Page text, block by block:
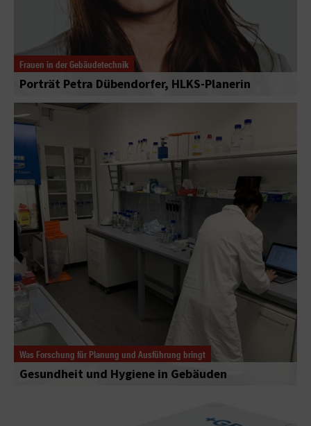
Frauen in der Gebäudetechnik
Porträt Petra Dübendorfer, HLKS-Planerin
Was Forschung für Planung und Ausführung bringt
Gesundheit und Hygiene in Gebäuden